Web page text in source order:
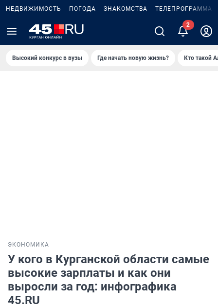
НЕДВИЖИМОСТЬ ПОГОДА ЗНАКОМСТВА ТЕЛЕПРОГРАММА
Высокий конкурс в вузы Где начать новую жизнь? Кто такой
ЭКОНОМИКА
У кого в Курганской области самые
высокие зарплаты и как они
выросли за год: инфографика
45.RU